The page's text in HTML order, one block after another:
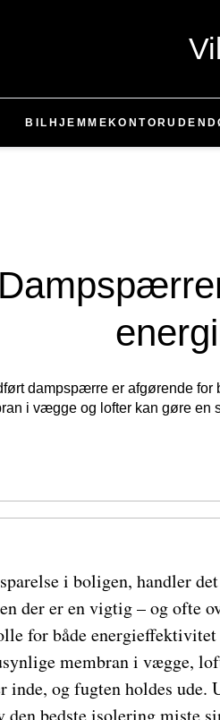
BIL HJEMMEKONTOR
dampspærre er afgørende
i vægge og lofter kan gøre en
i boligen, handler
der er en vigtig – og ofte
for både
membran i vægge,
og fugten holdes ude.
den bedste isolering miste